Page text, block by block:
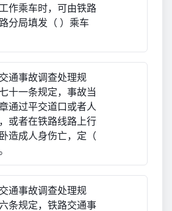
作乘车时，可由铁路
分局填发（ ）乘车
通事故调查处理规
十一条规定，事故当
通过平交道口或者人
或者在铁路线路上行
造成人身伤亡，定（
通事故调查处理规
条规定，铁路交通事